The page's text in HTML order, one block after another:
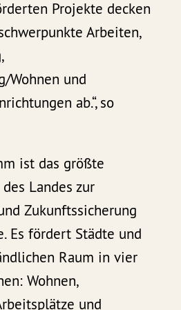
Projekte decken
Arbeiten,
Wohnen und
ab.“, so
ist das größte
Landes zur
Zukunftssicherung
Es fördert Städte und
Raum in vier
Wohnen,
und